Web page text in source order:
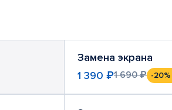
Замена экрана
1 390 ₽1 690 ₽ -20%